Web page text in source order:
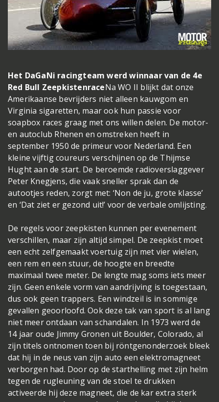
Het DaGaNi racingteam werd winnaar van de 4e
Red Bull ZeepkistenraceNa WO II blijkt dat onze
Amerikaanse bevrijders niet alleen kauwgom en
Virginia sigaretten, maar ook hun passie voor
soapbox races graag met ons willen delen. De motor-
en autoclub Rhenen en omstreken heeft in
september 1950 de primeur voor Nederland. Een
kleine vijftig coureurs verschijnen op de Thijmse
Hught aan de start. De beroemde radioverslaggever
Peter Knegjens, die vaak sneller sprak dan de
autootjes reden, zorgt met: ‘Non de ju, grote klasse’
en ‘Dat ziet er gezond uit!’ voor de verbale omlijsting.
De regels voor zeepkisten kunnen per evenement
verschillen, maar zijn altijd simpel. De zeepkist moet
een echt zelfgemaakt voertuig zijn met vier wielen,
een rem en een stuur, de hoogte en breedte
maximaal twee meter. De lengte mag soms iets meer
zijn. Geen enkele vorm van aandrijving is toegestaan,
dus ook geen trappers. Een windzeil is in sommige
gevallen geoorloofd. Ook deze tak van sport is al lang
niet meer ontdaan van schandalen. In 1973 werd de
14 jaar oude Jimmy Gronen uit Boulder, Colorado, al
zijn titels ontnomen toen bij röntgenonderzoek bleek
dat hij in de neus van zijn auto een elektromagneet
verborgen had. Door op de starthelling met zijn helm
tegen de rugleuning van de stoel te drukken
activeerde hij deze magneet, die de kar extra sterk